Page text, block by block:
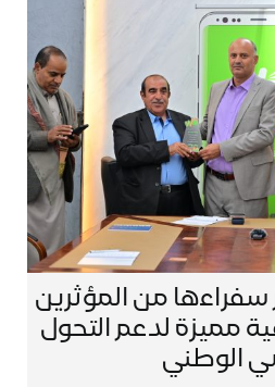
سفراءها من المؤثرين
مميزة لدعم التحول
الوطني